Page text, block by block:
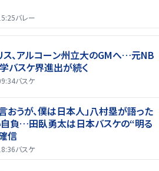
バレー
ス、アルコーン州立大のGMへ…元NB
バスケ界進出が続く
バスケ
おうが、僕は日本人」八村塁が語った
負…田臥勇太は日本バスケの“明る
信
バスケ